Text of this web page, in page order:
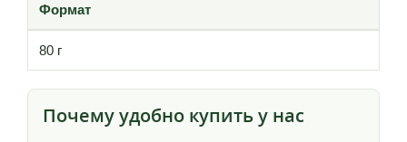
Формат
80 г
Почему удобно купить у нас